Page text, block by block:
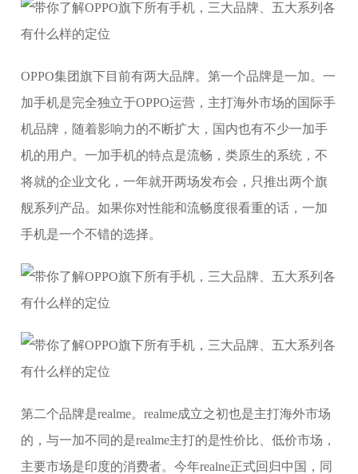
OPPO集团旗下目前有两大品牌。第一个品牌是一加。一
加手机是完全独立于OPPO运营，主打海外市场的国际手
机品牌，随着影响力的不断扩大，国内也有不少一加手
机的用户。一加手机的特点是流畅，类原生的系统，不
将就的企业文化，一年就开两场发布会，只推出两个旗
舰系列产品。如果你对性能和流畅度很看重的话，一加
手机是一个不错的选择。
第二个品牌是realme。realme成立之初也是主打海外市场
的，与一加不同的是realme主打的是性价比、低价市场，
主要市场是印度的消费者。今年realne正式回归中国，同